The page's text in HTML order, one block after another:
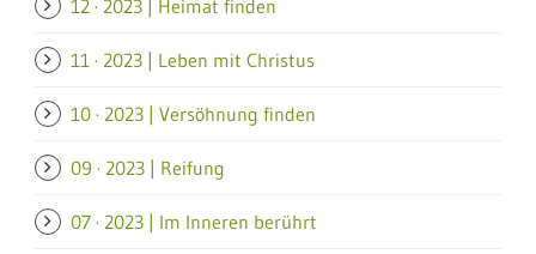
12 · 2023 | Heimat finden
11 · 2023 | Leben mit Christus
10 · 2023 | Versöhnung finden
09 · 2023 | Reifung
07 · 2023 | Im Inneren berührt